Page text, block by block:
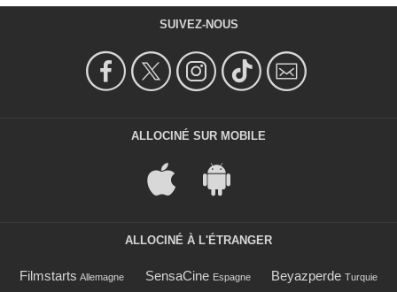
SUIVEZ-NOUS
ALLOCINÉ SUR MOBILE
ALLOCINÉ À L'ÉTRANGER
Filmstarts Allemagne SensaCine Espagne Beyazperde Turquie